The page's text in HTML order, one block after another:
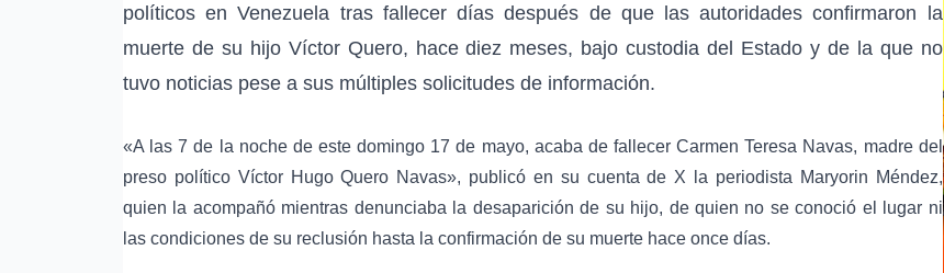
políticos en Venezuela tras fallecer días después de que las autoridades confirmaron la
muerte de su hijo Víctor Quero, hace diez meses, bajo custodia del Estado y de la que no
tuvo noticias pese a sus múltiples solicitudes de información.
«A las 7 de la noche de este domingo 17 de mayo, acaba de fallecer Carmen Teresa Navas, madre del
preso político Víctor Hugo Quero Navas», publicó en su cuenta de X la periodista Maryorin Méndez,
quien la acompañó mientras denunciaba la desaparición de su hijo, de quien no se conoció el lugar ni
las condiciones de su reclusión hasta la confirmación de su muerte hace once días.